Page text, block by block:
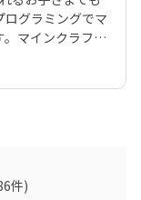
グラミングでマ
マインクラフト
令を出しなが
。より本格的に
ログラミング言語
ングに挑戦。ゲ
関数や条件分岐
ングシートな
、高い継続率に
件)